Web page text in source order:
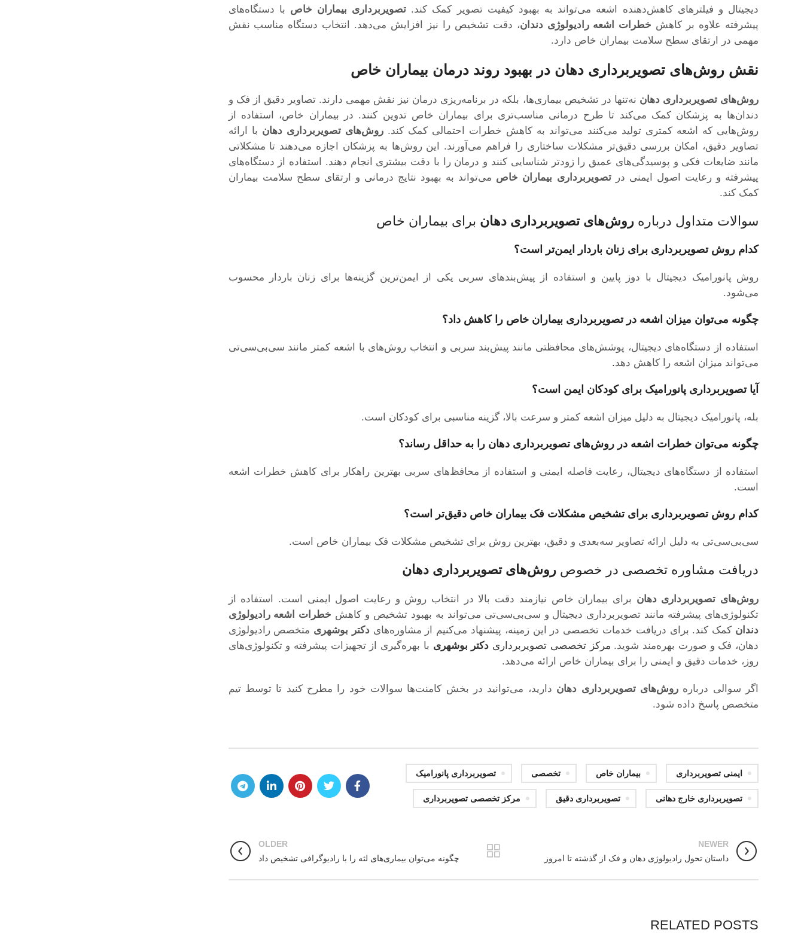
دیجیتال و فیلترهای کاهش‌دهنده اشعه می‌تواند به بهبود کیفیت تصویر کمک کند. تصویربرداری بیماران خاص با دستگاه‌های
پیشرفته علاوه بر کاهش خطرات اشعه رادیولوژی دندان، دقت تشخیص را نیز افزایش می‌دهد. انتخاب دستگاه مناسب نقش
مهمی در ارتقای سطح سلامت بیماران خاص دارد.
نقش روش‌های تصویربرداری دهان در بهبود روند درمان بیماران خاص
روش‌های تصویربرداری دهان نه‌تنها در تشخیص بیماری‌ها، بلکه در برنامه‌ریزی درمان نیز نقش مهمی دارند. تصاویر دقیق از فک و
دندان‌ها به پزشکان کمک می‌کند تا طرح درمانی مناسب‌تری برای بیماران خاص تدوین کنند. در بیماران خاص، استفاده از
روش‌هایی که اشعه کمتری تولید می‌کنند می‌تواند به کاهش خطرات احتمالی کمک کند.روش‌های تصویربرداری دهان با ارائه
تصاویر دقیق، امکان بررسی دقیق‌تر مشکلات ساختاری را فراهم می‌آورند. این روش‌ها به پزشکان اجازه می‌دهند تا مشکلاتی
مانند ضایعات فکی و پوسیدگی‌های عمیق را زودتر شناسایی کنند و درمان را با دقت بیشتری انجام دهند. استفاده از دستگاه‌های
پیشرفته و رعایت اصول ایمنی درتصویربرداری بیماران خاص می‌تواند به بهبود نتایج درمانی و ارتقای سطح سلامت بیماران
کمک کند.
سوالات متداول درباره روش‌های تصویربرداری دهان برای بیماران خاص
کدام روش تصویربرداری برای زنان باردار ایمن‌تر است؟
روش پانورامیک دیجیتال با دوز پایین و استفاده از پیش‌بندهای سربی یکی از ایمن‌ترین گزینه‌ها برای زنان باردار محسوب
می‌شود.
چگونه می‌توان میزان اشعه درتصویربرداری بیماران خاص را کاهش داد؟
استفاده از دستگاه‌های دیجیتال، پوشش‌های محافظتی مانند پیش‌بند سربی و انتخاب روش‌های با اشعه کمتر مانند سی‌بی‌سی‌تی
می‌تواند میزان اشعه را کاهش دهد.
آیا تصویربرداری پانورامیک برای کودکان ایمن است؟
بله، پانورامیک دیجیتال به دلیل میزان اشعه کمتر و سرعت بالا، گزینه مناسبی برای کودکان است.
چگونه می‌توان خطرات اشعه در روش‌های تصویربرداری دهان را به حداقل رساند؟
استفاده از دستگاه‌های دیجیتال، رعایت فاصله ایمنی و استفاده از محافظ‌های سربی بهترین راهکار برای کاهش خطرات اشعه
است.
کدام روش تصویربرداری برای تشخیص مشکلات فک بیماران خاص دقیق‌تر است؟
سی‌بی‌سی‌تی به دلیل ارائه تصاویر سه‌بعدی و دقیق، بهترین روش برای تشخیص مشکلات فک بیماران خاص است.
دریافت مشاوره تخصصی در خصوص روش‌های تصویربرداری دهان
روش‌های تصویربرداری دهان برای بیماران خاص نیازمند دقت بالا در انتخاب روش و رعایت اصول ایمنی است. استفاده از
تکنولوژی‌های پیشرفته مانند تصویربرداری دیجیتال و سی‌بی‌سی‌تی می‌تواند به بهبود تشخیص و کاهش خطرات اشعه رادیولوژی
دندان کمک کند. برای دریافت خدمات تخصصی در این زمینه، پیشنهاد می‌کنیم از مشاوره‌هایدکتر بوشهری متخصص رادیولوژی
دهان، فک و صورت بهره‌مند شوید. مرکز تخصصی تصویربرداری دکتر بوشهری با بهره‌گیری از تجهیزات پیشرفته و تکنولوژی‌های
روز، خدمات دقیق و ایمنی را برای بیماران خاص ارائه می‌دهد.
اگر سوالی دربارهروش‌های تصویربرداری دهان دارید، می‌توانید در بخش کامنت‌ها سوالات خود را مطرح کنید تا توسط تیم
متخصص پاسخ داده شود.
ایمنی تصویربرداری بیماران خاص تخصصی تصویربرداری پانورامیک
تصویربرداری خارج دهانی تصویربرداری دقیق مرکز تخصصی تصویربرداری
NEWER
داستان تحول رادیولوژی دهان و فک از گذشته تا امروز
OLDER
چگونه می‌توان بیماری‌های لثه را با رادیوگرافی تشخیص داد
RELATED POSTS